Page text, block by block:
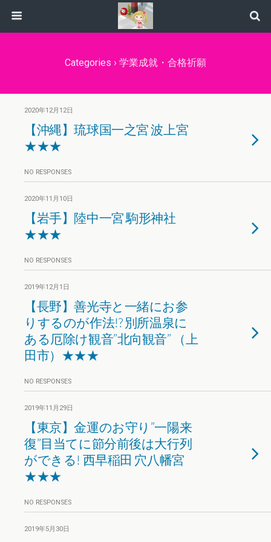
Categories › 学業成就・合格祈願
2020年12月12日
【沖縄】琉球国一之宮 波上宮
★★★
NO RESPONSES
2020年11月10日
【岩手】陸中一宮 駒形神社
★★★
NO RESPONSES
2019年12月1日
【長野】善光寺と一緒にお参
りするのが作法!? 別所温泉に
ある厄除け観音”北向観音” （上
田市）★★★
NO RESPONSES
2019年11月29日
【東京】金運のお守り”一陽来
復”目当てに節分前後は大行列
ができる! 西早稲田 穴八幡宮
★★★
NO RESPONSES
2019年5月30日